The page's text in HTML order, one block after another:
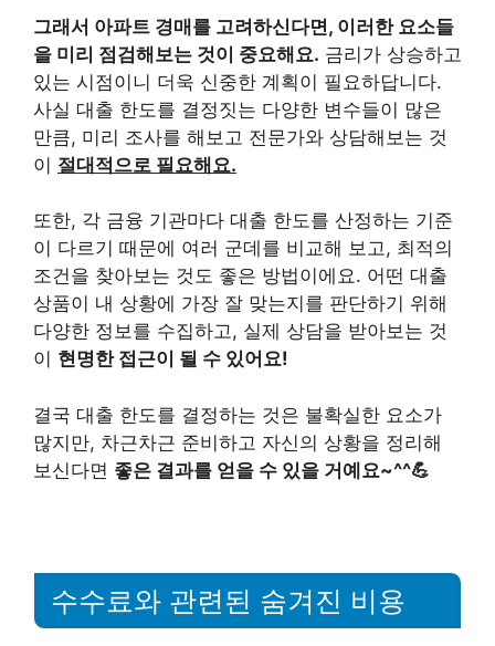
그래서 아파트 경매를 고려하신다면, 이러한 요소들
을 미리 점검해보는 것이 중요해요. 금리가 상승하고
있는 시점이니 더욱 신중한 계획이 필요하답니다.
사실 대출 한도를 결정짓는 다양한 변수들이 많은
만큼, 미리 조사를 해보고 전문가와 상담해보는 것
이 절대적으로 필요해요.
또한, 각 금융 기관마다 대출 한도를 산정하는 기준
이 다르기 때문에 여러 군데를 비교해 보고, 최적의
조건을 찾아보는 것도 좋은 방법이에요. 어떤 대출
상품이 내 상황에 가장 잘 맞는지를 판단하기 위해
다양한 정보를 수집하고, 실제 상담을 받아보는 것
이 현명한 접근이 될 수 있어요!
결국 대출 한도를 결정하는 것은 불확실한 요소가
많지만, 차근차근 준비하고 자신의 상황을 정리해
보신다면 좋은 결과를 얻을 수 있을 거예요~^^💪
수수료와 관련된 숨겨진 비용